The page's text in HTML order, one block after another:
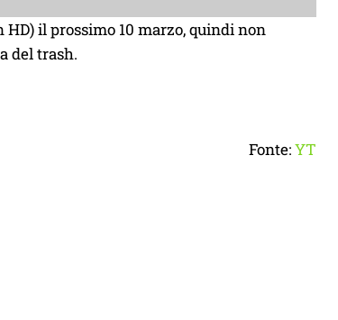
il prossimo 10 marzo, quindi non
del trash.
Fonte:YT